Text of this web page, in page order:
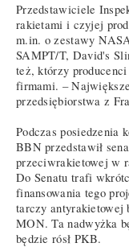
Przedstawiciele
rakietami i czyjej
m.in. o zestawy
SAMPT/T, David's
też, którzy
firmami. –
przedsiębiorstwa z
Podczas posiedzenia
BBN przedstawił
przeciwrakietowej w
Do Senatu trafi
finansowania tego
tarczy antyrakietowej
MON. Ta nadwyżka
będzie rósł PKB.